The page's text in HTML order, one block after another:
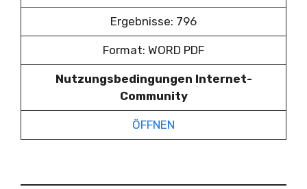
Ergebnisse: 796
Format: WORD PDF
Nutzungsbedingungen Internet-
Community
ÖFFNEN